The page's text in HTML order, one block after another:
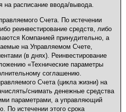
на расписание ввода/вывода.
Счета. По истечении
реинвестирование средств, либо
Компанией принудительно, а
на Управляемом Счете,
(в днях). Реинвестирование
«Технические параметры
соглашению.
Счета (цикла жизни) на
снимать денежные средства
параметрами, а управляющий
По истечении этого срока